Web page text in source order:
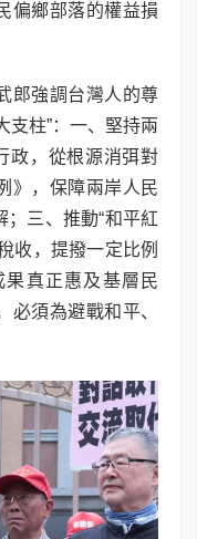
偏鄉部落的權益損
郎強調台灣人的尊
支柱”：一、堅持兩
政，從根源消弭對
》，保障兩岸人民
；三、推動“和平紅
收，提撥一定比例
真正惠及基層民
必須為避戰和平、